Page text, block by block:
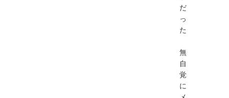
だ
っ
た
無
自
覚
に